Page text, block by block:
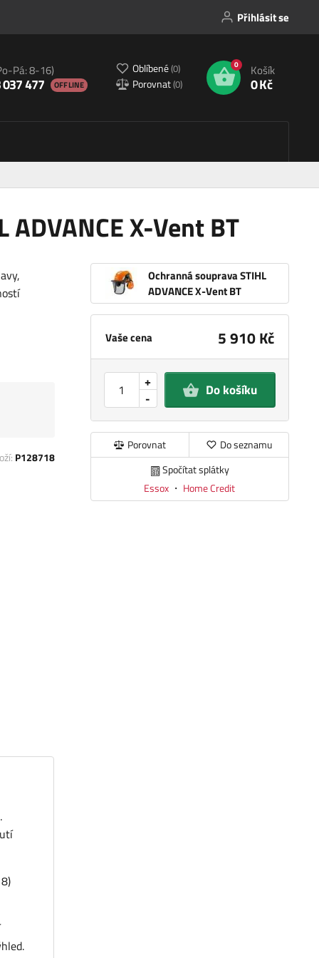
Přihlásit se
Pá: 8-16)
477 OFFLINE
Oblíbené(0)
Porovnat(0)
0 Košík
0 Kč
X-Vent BT
Ochranná souprava STIHL
ADVANCE X-Vent BT
Vaše cena 5 910 Kč
-
+ Do košíku
Porovnat
Do seznamu
Spočítat splátky
Essox ・ Home Credit
P128718